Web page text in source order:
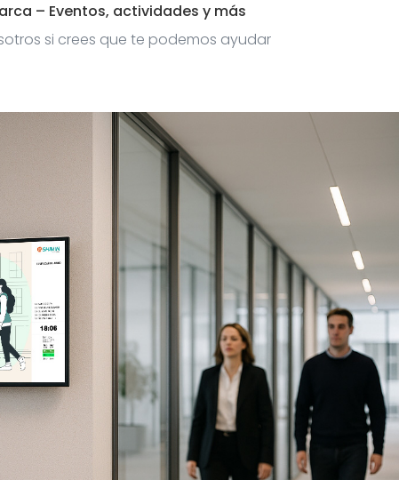
– Eventos, actividades y más
si crees que te podemos ayudar